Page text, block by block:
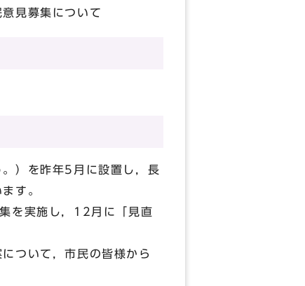
見募集について
）を昨年5月に設置し，長
す。
を実施し，12月に「見直
ついて，市民の皆様から